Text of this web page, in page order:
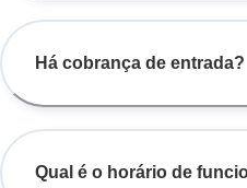
Há cobrança de entrada?
Qual é o horário de